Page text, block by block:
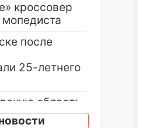
кроссовер
мопедиста
после
25-летнего
область